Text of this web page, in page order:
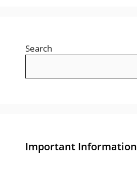
Search
Important Information